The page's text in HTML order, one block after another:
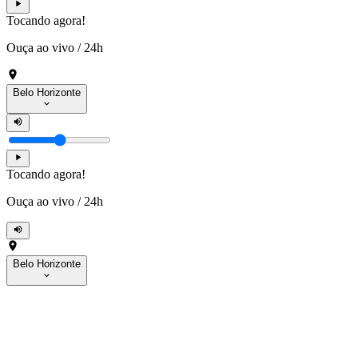
Tocando agora!
Ouça ao vivo / 24h
Belo Horizonte
Tocando agora!
Ouça ao vivo / 24h
Belo Horizonte